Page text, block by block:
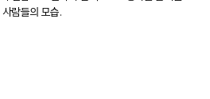
사람들의 모습.